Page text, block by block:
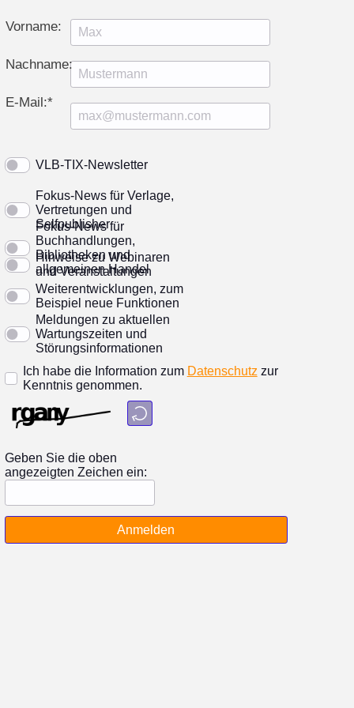
Fokus-News für Verlage,
Vertretungen und
Selfpublisher
VLB-TIX-Newsletter
Fokus-News für
Buchhandlungen,
Bibliotheken und
allgemeinen Handel
Hinweise zu Webinaren
und Veranstaltungen
Weiterentwicklungen, zum
Beispiel neue Funktionen
Meldungen zu aktuellen
Wartungszeiten und
Störungsinformationen
Ich habe die Information zum Datenschutz zur
Kenntnis genommen.
Anmelden
Geben Sie die oben
angezeigten Zeichen ein:
Vorname:
Nachname:
E-Mail:*